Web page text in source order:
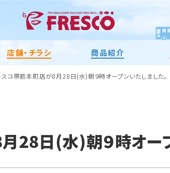
店舗・チラシ 商品紹介
スコ堺筋本町店が8月28日(水)朝９時オープンいたしました。
28日(水)朝９時オー